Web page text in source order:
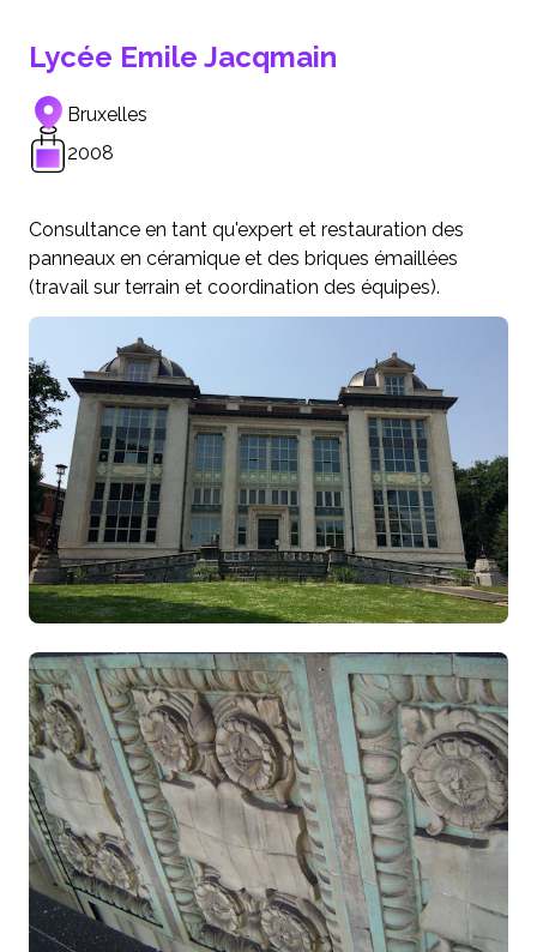
Lycée Emile Jacqmain
Bruxelles
2008
Consultance en tant qu'expert et restauration des
panneaux en céramique et des briques émaillées
(travail sur terrain et coordination des équipes).